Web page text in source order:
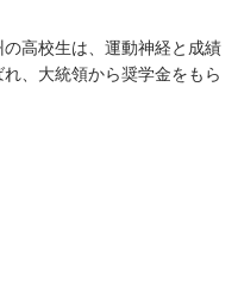
高校生は、運動神経と成績
、大統領から奨学金をもら